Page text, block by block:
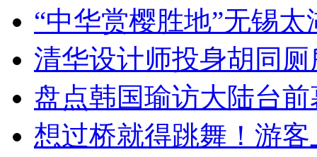
“中华赏樱胜地”无锡
清华设计师投身胡同
盘点韩国瑜访大陆台
想过桥就得跳舞！游客